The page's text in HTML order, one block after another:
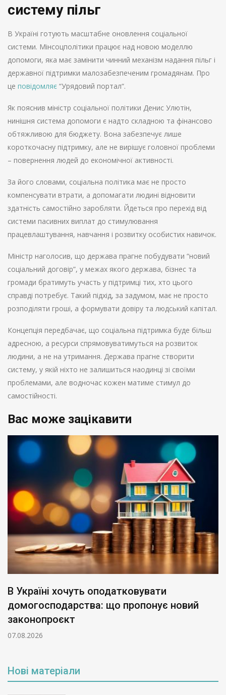
систему пільг
В Україні готують масштабне оновлення соціальної
системи. Мінсоцполітики працює над новою моделлю
допомоги, яка має замінити чинний механізм надання пільг і
державної підтримки малозабезпеченим громадянам. Про
це повідомляє “Урядовий портал“.
Як пояснив міністр соціальної політики Денис Улютін,
нинішня система допомоги є надто складною та фінансово
обтяжливою для бюджету. Вона забезпечує лише
короткочасну підтримку, але не вирішує головної проблеми
– повернення людей до економічної активності.
За його словами, соціальна політика має не просто
компенсувати втрати, а допомагати людині відновити
здатність самостійно заробляти. Йдеться про перехід від
системи пасивних виплат до стимулювання
працевлаштування, навчання і розвитку особистих навичок.
Міністр наголосив, що держава прагне побудувати “новий
соціальний договір”, у межах якого держава, бізнес та
громади братимуть участь у підтримці тих, хто цього
справді потребує. Такий підхід, за задумом, має не просто
розподіляти гроші, а формувати довіру та людський капітал.
Концепція передбачає, що соціальна підтримка буде більш
адресною, а ресурси спрямовуватимуться на розвиток
людини, а не на утримання. Держава прагне створити
систему, у якій ніхто не залишиться наодинці зі своїми
проблемами, але водночас кожен матиме стимул до
самостійності.
Вас може зацікавити
В Україні хочуть оподатковувати
домогосподарства: що пропонує новий
законопроєкт
07.08.2026
Нові матеріали